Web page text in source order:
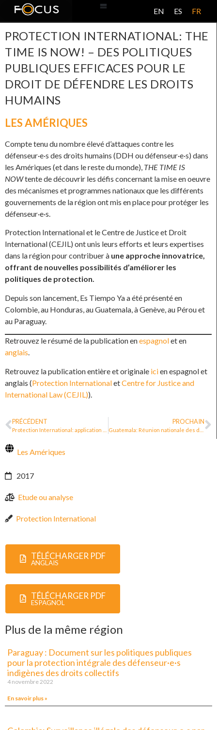
EN ES FR
PROTECTION INTERNATIONAL: THE
TIME IS NOW! – DES POLITIQUES
PUBLIQUES EFFICACES POUR LE
DROIT DE DÉFENDRE LES DROITS
HUMAINS
LES AMÉRIQUES
Compte tenu du nombre élevé d’attaques contre les
défenseur·e·s des droits humains (DDH ou défenseur·e·s) dans
les Amériques (et dans le reste du monde), THE TIME IS
NOWtente de découvrir les défis concernant la mise en oeuvre
des mécanismes et programmes nationaux que les différents
gouvernements de la région ont mis en place pour protéger les
défenseur·e·s.
Protection International et le Centre de Justice et Droit
International (CEJIL) ont unis leurs efforts et leurs expertises
dans la région pour contribuer à une approche innovatrice,
offrant de nouvelles possibilités d’améliorer les
politiques de protection.
Depuis son lancement, Es Tiempo Ya a été présenté en
Colombie, au Honduras, au Guatemala, à Genève, au Pérou et
au Paraguay.
Retrouvez le résumé de la publication enespagnolet en
anglais.
Retrouvez la publication entière et originale icien espagnol et
anglais (Protection InternationaletCentre for Justice and
International Law (CEJIL)).
PRÉCÉDENT PROCHAIN
Les Amériques
2017
Etude ou analyse
Protection International
TÉLÉCHARGER PDF
ANGLAIS
TÉLÉCHARGER PDF
ESPAGNOL
Plus de la même région
Paraguay : Document sur les politiques publiques
pour la protection intégrale des défenseur·e·s
indigènes des droits collectifs
4 novembre 2022
En savoir plus »